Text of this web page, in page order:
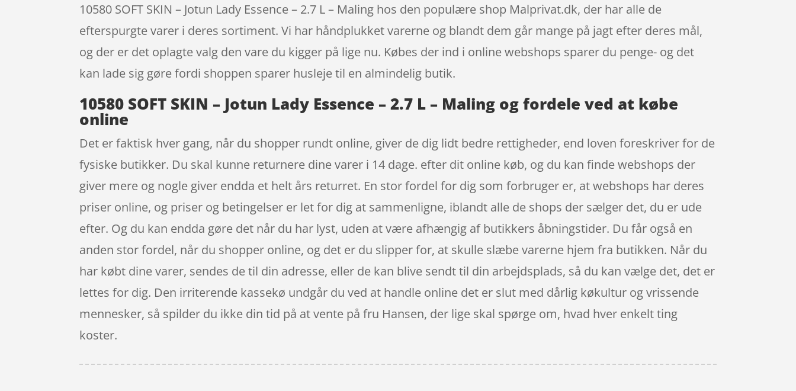
10580 SOFT SKIN – Jotun Lady Essence – 2.7 L – Maling hos den populære shop Malprivat.dk, der har alle de
efterspurgte varer i deres sortiment. Vi har håndplukket varerne og blandt dem går mange på jagt efter deres mål,
og der er det oplagte valg den vare du kigger på lige nu. Købes der ind i online webshops sparer du penge- og det
kan lade sig gøre fordi shoppen sparer husleje til en almindelig butik.
10580 SOFT SKIN – Jotun Lady Essence – 2.7 L – Maling og fordele ved at købe
online
Det er faktisk hver gang, når du shopper rundt online, giver de dig lidt bedre rettigheder, end loven foreskriver for de
fysiske butikker. Du skal kunne returnere dine varer i 14 dage. efter dit online køb, og du kan finde webshops der
giver mere og nogle giver endda et helt års returret. En stor fordel for dig som forbruger er, at webshops har deres
priser online, og priser og betingelser er let for dig at sammenligne, iblandt alle de shops der sælger det, du er ude
efter. Og du kan endda gøre det når du har lyst, uden at være afhængig af butikkers åbningstider. Du får også en
anden stor fordel, når du shopper online, og det er du slipper for, at skulle slæbe varerne hjem fra butikken. Når du
har købt dine varer, sendes de til din adresse, eller de kan blive sendt til din arbejdsplads, så du kan vælge det, det er
lettes for dig. Den irriterende kassekø undgår du ved at handle online det er slut med dårlig køkultur og vrissende
mennesker, så spilder du ikke din tid på at vente på fru Hansen, der lige skal spørge om, hvad hver enkelt ting
koster.